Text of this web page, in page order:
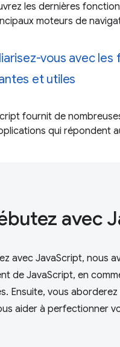
les dernières
moteurs de
vous avec
et utiles
fournit de
qui répondent
avec
avec JavaScript, nous
de JavaScript, en
Ensuite, vous
aider à perfectionner